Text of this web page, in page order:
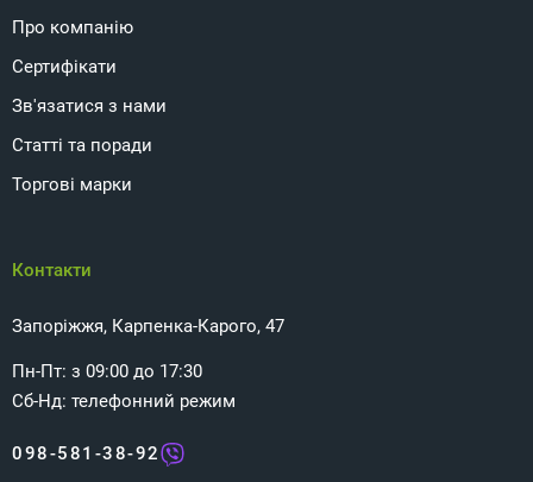
Про компанію
Сертифікати
Зв'язатися з нами
Статті та поради
Торгові марки
Контакти
Запоріжжя, Карпенка-Карого, 47
Пн-Пт: з 09:00 до 17:30
Сб-Нд: телефонний режим
098-581-38-92